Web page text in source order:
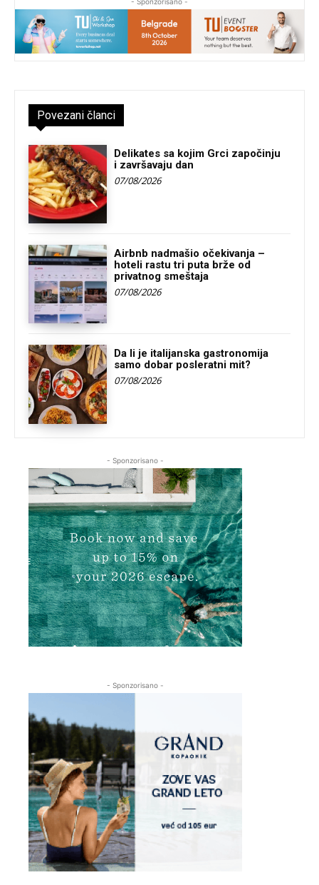
Povezani članci
Delikates sa kojim Grci započinju
i završavaju dan
07/08/2026
Airbnb nadmašio očekivanja –
hoteli rastu tri puta brže od
privatnog smeštaja
07/08/2026
Da li je italijanska gastronomija
samo dobar posleratni mit?
07/08/2026
- Sponzorisano -
- Sponzorisano -